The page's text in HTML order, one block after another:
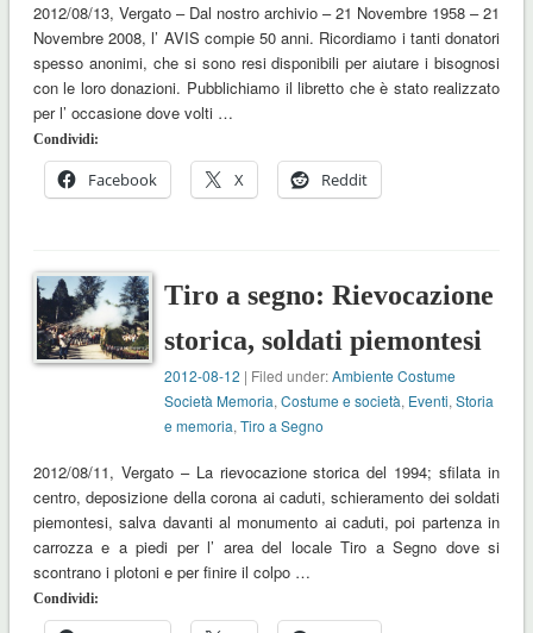
2012/08/13, Vergato – Dal nostro archivio – 21 Novembre 1958 – 21
Novembre 2008, l’ AVIS compie 50 anni. Ricordiamo i tanti donatori
spesso anonimi, che si sono resi disponibili per aiutare i bisognosi
con le loro donazioni. Pubblichiamo il libretto che è stato realizzato
per l’ occasione dove volti …
Condividi:
Facebook X Reddit
Tiro a segno: Rievocazione
storica, soldati piemontesi
2012-08-12 | Filed under:Ambiente Costume
Società Memoria,Costume e società, Eventi,Storia
e memoria,Tiro a Segno
2012/08/11, Vergato – La rievocazione storica del 1994; sfilata in
centro, deposizione della corona ai caduti, schieramento dei soldati
piemontesi, salva davanti al monumento ai caduti, poi partenza in
carrozza e a piedi per l’ area del locale Tiro a Segno dove si
scontrano i plotoni e per finire il colpo …
Condividi: